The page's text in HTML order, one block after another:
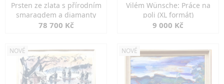
Prsten ze zlata s přírodním
smaragdem a diamanty
78 700 Kč
Vilém Wünsche: Práce na
poli (XL formát)
9 000 Kč
NOVÉ NOVÉ